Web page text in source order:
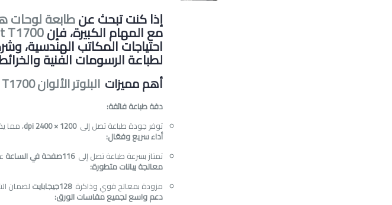
إذا كنت تبحث عنطابعة لوحات
مع المهام الكبيرة، فإنT1700
احتياجات المكاتب الهندسية،
لطباعة الرسومات الفنية
أهم مميزات البلوتر الألوان HP DesignJet T1700
دقة طباعة فائقة:
توفر جودة طباعة تصل إلى 2400 × 1200
dpi، مما
أداء سريع وفعّال:
تمتاز بسرعة طباعة تصل إلى 116صفحة في الساعة
معالجة بيانات متطورة:
مزودة بمعالج قوي وذاكرة 128جيجابايت لضمان
دعم واسع لجميع مقاسات الورق: